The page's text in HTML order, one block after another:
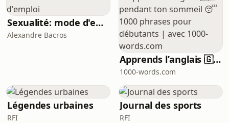
Sexualité: mode d'emploi
Alexandre Bacros
Apprends l’anglais 🇬🇧 pendant ton sommeil 😴 1000 phrases pour débutants | avec 1000-words.com
1000-words.com
Légendes urbaines
RFI
Journal des sports
RFI